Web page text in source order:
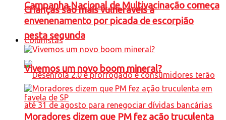
Campanha Nacional de Multivacinação começa
nesta segunda
Crianças são mais vulneráveis a
envenenamento por picada de escorpião
Colunistas
Vivemos um novo boom mineral?
Moradores dizem que PM fez ação truculenta